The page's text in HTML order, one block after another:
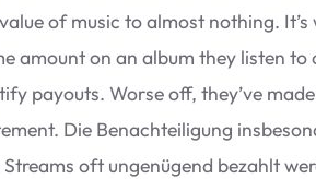
of music to almost not­hing.
on an album they lis­ten
pay­outs. Worse off, they’ve
Die Benach­tei­li­gung
oft unge­nü­gend bezahlt